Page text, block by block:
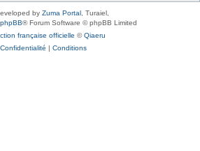
by Zuma Portal , Turaiel,
phpBB® Forum Software © phpBB Limited
française officielle ©Qiaeru
Confidentialité | Conditions